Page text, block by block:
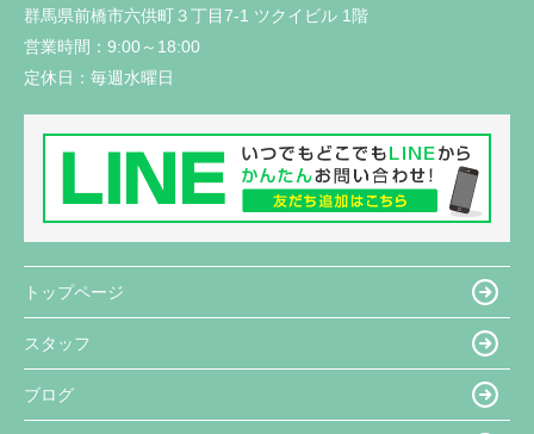
群馬県前橋市六供町３丁目7-1 ツクイビル 1階
営業時間： 9:00～18:00
定休日： 毎週水曜日
トップページ
スタッフ
ブログ